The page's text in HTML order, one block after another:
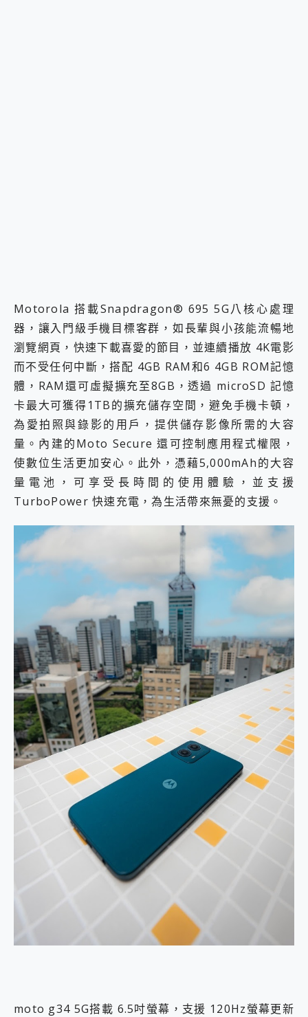
Motorola 搭載Snapdragon® 695 5G八核心處理
器，讓入門級手機目標客群，如長輩與小孩能流暢地
瀏覽網頁，快速下載喜愛的節目，並連續播放 4K電影
而不受任何中斷，搭配 4GB RAM和6 4GB ROM記憶
體，RAM還可虛擬擴充至8GB，透過 microSD 記憶
卡最大可獲得1TB的擴充儲存空間，避免手機卡頓，
為愛拍照與錄影的用戶，提供儲存影像所需的大容
量。內建的Moto Secure 還可控制應用程式權限，
使數位生活更加安心。此外，憑藉5,000mAh的大容
量電池，可享受長時間的使用體驗，並支援
TurboPower 快速充電，為生活帶來無憂的支援。
moto g34 5G搭載 6.5吋螢幕，支援 120Hz螢幕更新